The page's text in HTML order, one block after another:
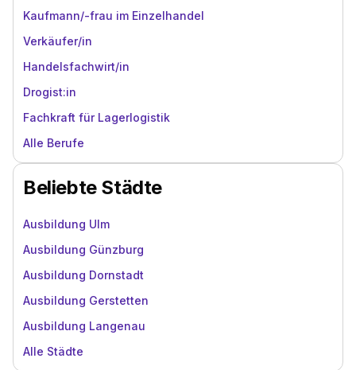
Kaufmann/-frau im Einzelhandel
Verkäufer/in
Handelsfachwirt/in
Drogist:in
Fachkraft für Lagerlogistik
Alle Berufe
Beliebte Städte
Ausbildung Ulm
Ausbildung Günzburg
Ausbildung Dornstadt
Ausbildung Gerstetten
Ausbildung Langenau
Alle Städte